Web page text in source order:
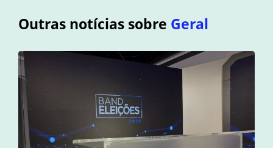
Outras notícias sobre Geral